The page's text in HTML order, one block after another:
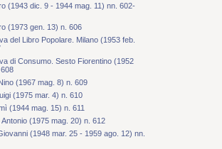
(1943 dic. 9 - 1944 mag. 11) nn. 602-
(1973 gen. 13) n. 606
del Libro Popolare. Milano (1953 feb.
di Consumo. Sesto Fiorentino (1952
(1967 mag. 8) n. 609
(1975 mar. 4) n. 610
(1944 mag. 15) n. 611
Antonio (1975 mag. 20) n. 612
(1948 mar. 25 - 1959 ago. 12) nn.